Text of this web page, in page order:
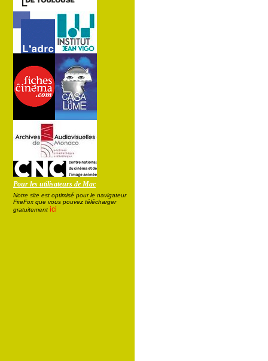
Pour les utilisateurs de Mac
Notre site est optimisé pour le navigateur
FireFox que vous pouvez télécharger
gratuitement ici